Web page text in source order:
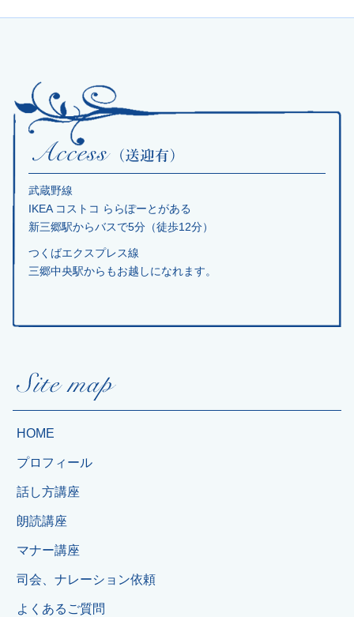
武蔵野線
IKEA コストコ ららぽーとがある
新三郷駅からバスで5分（徒歩12分）
つくばエクスプレス線
三郷中央駅からもお越しになれます。
HOME
プロフィール
話し方講座
朗読講座
マナー講座
司会、ナレーション依頼
よくあるご質問